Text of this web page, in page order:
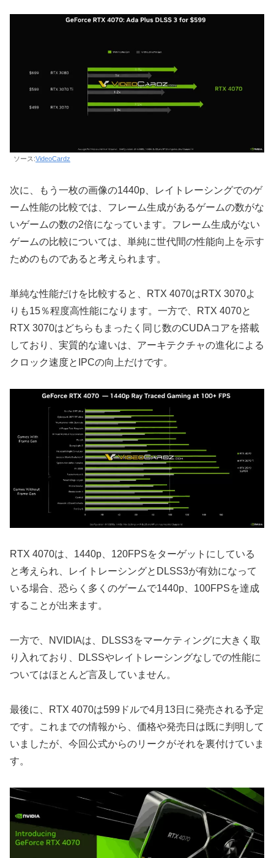
ソース:VideoCardz
次に、もう一枚の画像の1440p、レイトレーシングでのゲ
ーム性能の比較では、フレーム生成があるゲームの数がな
いゲームの数の2倍になっています。フレーム生成がない
ゲームの比較については、単純に世代間の性能向上を示す
ためのものであると考えられます。
単純な性能だけを比較すると、RTX 4070はRTX 3070よ
りも15％程度高性能になります。一方で、RTX 4070と
RTX 3070はどちらもまったく同じ数のCUDAコアを搭載
しており、実質的な違いは、アーキテクチャの進化による
クロック速度とIPCの向上だけです。
RTX 4070は、1440p、120FPSをターゲットにしている
と考えられ、レイトレーシングとDLSS3が有効になって
いる場合、恐らく多くのゲームで1440p、100FPSを達成
することが出来ます。
一方で、NVIDIAは、DLSS3をマーケティングに大きく取
り入れており、DLSSやレイトレーシングなしでの性能に
ついてはほとんど言及していません。
最後に、RTX 4070は599ドルで4月13日に発売される予定
です。これまでの情報から、価格や発売日は既に判明して
いましたが、今回公式からのリークがそれを裏付けていま
す。